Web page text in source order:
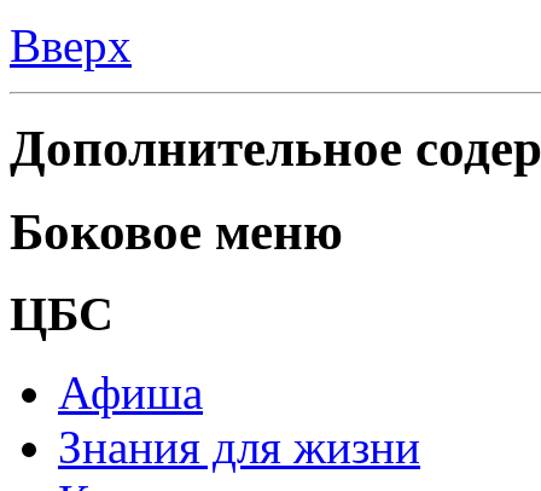
Вверх
Дополнительное
Боковое меню
ЦБС
Афиша
Знания для жизни